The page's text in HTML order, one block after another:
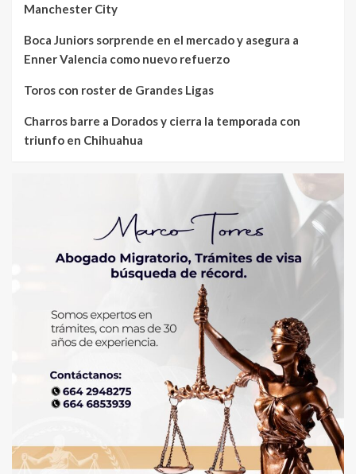
Manchester City
Boca Juniors sorprende en el mercado y asegura a
Enner Valencia como nuevo refuerzo
Toros con roster de Grandes Ligas
Charros barre a Dorados y cierra la temporada con
triunfo en Chihuahua